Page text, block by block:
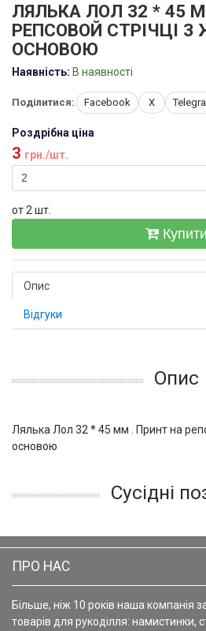
ЛЯЛЬКА ЛОЛ 32 * 45
РЕПСОВОЙ СТРІЧЦІ
ОСНОВОЮ
Наявність: В наявності
Поділитися: Facebook X
Роздрібна ціна
3 грн./шт.
от 2 шт.
Купити
Опис
Відгуки
Опис
Лялька Лол 32 * 45 мм . Принт на
основою
Сусідні
ПРО НАС
Більше, ніж 10 років наша компанія
товарів для рукоділля: намистинки,